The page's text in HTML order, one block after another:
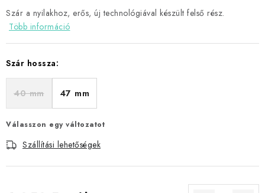
AJÁNDÉKUTALVÁNYOK
Elérhetőségek Vásárlási útmutató
Szár a nyilakhoz, erős, új technológiával készült felső rész.
Több információ
Szár hossza:
40 mm 47 mm
Válasszon egy változatot
Szállítási lehetőségek